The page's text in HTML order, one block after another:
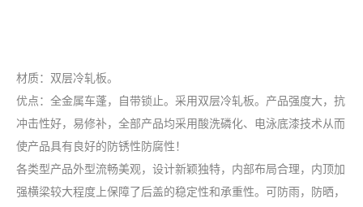
材质：双层冷轧板。
优点：全金属车蓬，自带锁止。采用双层冷轧板。产品强度大，抗
冲击性好，易修补，全部产品均采用酸洗磷化、电泳底漆技术从而
使产品具有良好的防锈性防腐性！
各类型产品外型流畅美观，设计新颖独特，内部布局合理，内顶加
强横梁较大程度上保障了后盖的稳定性和承重性。可防雨，防晒，